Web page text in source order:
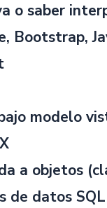
o saber
Bootstrap,
modelo
a objetos
de datos